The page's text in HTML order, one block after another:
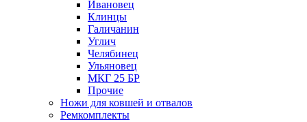
Ивановец
Клинцы
Галичанин
Углич
Челябинец
Ульяновец
МКГ 25 БР
Прочие
Ножи для ковшей и отвалов
Ремкомплекты